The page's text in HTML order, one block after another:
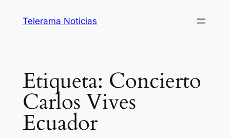
Telerama Noticias
Etiqueta: Concierto
Carlos Vives
Ecuador